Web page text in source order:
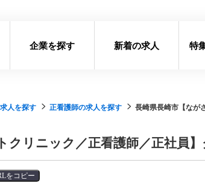
企業を探す 新着の求人 特
人を探す 正看護師の求人を探す 長崎県長崎市【なが
クリニック／正看護師／正社員
をコピー